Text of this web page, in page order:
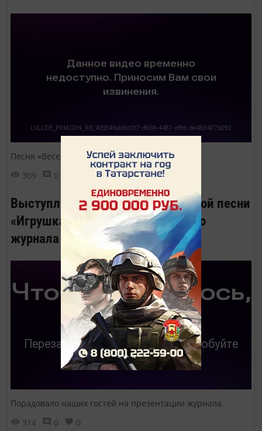
Песня «Веселый барабанщик»
309
0
Выступление ансамбля бардовской песни
«Игрушка» на презентации нашего
журнала
Порадовало наших гостей на презентации журнала
314
0 0